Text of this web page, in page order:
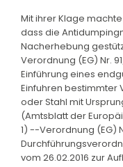
Mit ihrer Klage
dass die
Nacherhebung
Verordnung (EG) Nr.
Einführung eines
Einfuhren bestimmter
oder Stahl mit
(Amtsblatt der
1) --Verordnung (EG)
vom 26.02.2016 zur